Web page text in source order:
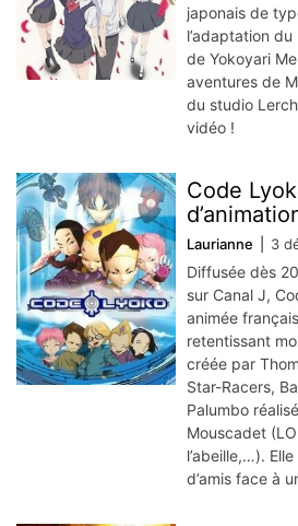
japonais de
l’adaptation
de Yokoyari
aventures de
du studio
vidéo !
Code
Laurianne 3
Diffusée dès
sur Canal J,
animée
retentissant
créée par
Star-Racers,
Palumbo
Mouscadet
l’abeille,…).
d’amis face à